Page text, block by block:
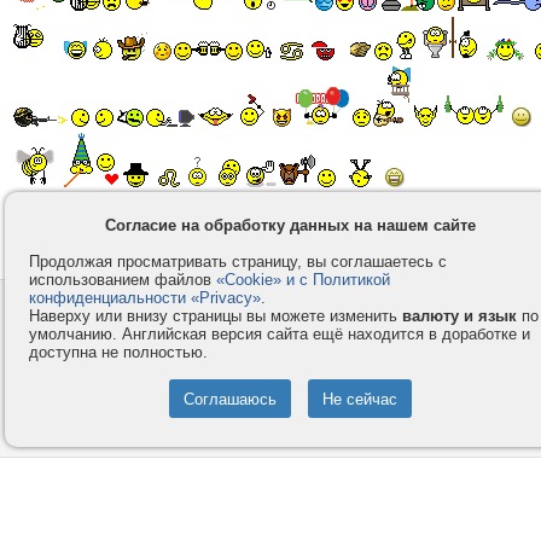
101-200 201-300 301-400 401-500 501-600 601-700
901-1000 1001-1100
Контакты
Компания
Privacy и Cookie
Правила и условия
Форумы
Согласие на обработку данных на нашем сайте
Продолжая просматривать страницу, вы соглашаетесь с
использованием файлов «Cookie» и с Политикой
конфиденциальности «Privacy».
Наверху или внизу страницы вы можете изменить валюту и язык по
умолчанию. Английская версия сайта ещё находится в доработке и
доступна не полностью.